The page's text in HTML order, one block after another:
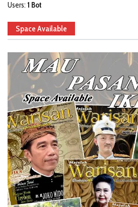
Users: 1 Bot
Space Available